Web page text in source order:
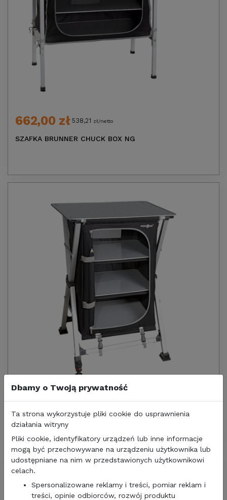
662,00 zł 538,21 zł/netto
SZAFKA BRUNNER CHUCK BOX NG
387,00 zł
SZAFKA BRUNNER AZABACHE LS CROSS SQUARE
OUTLET
Dbamy o Twoją prywatność
Ta strona wykorzystuje pliki cookie do usprawnienia
działania witryny
Pliki cookie, identyfikatory urządzeń lub inne informacje
mogą być przechowywane na urządzeniu użytkownika lub
udostępniane na nim w przedstawionych użytkownikowi
celach.
Spersonalizowane reklamy i treści, pomiar reklam i
treści, opinie odbiorców, rozwój produktu